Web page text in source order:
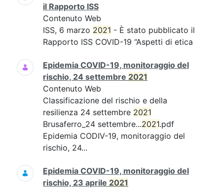
il Rapporto ISS
Contenuto Web
ISS, 6 marzo 2021 - È stato pubblicato il
Rapporto ISS COVID-19 “Aspetti di etica
Epidemia COVID-19, monitoraggio del
rischio, 24 settembre 2021
Contenuto Web
Classificazione del rischio e della
resilienza 24 settembre 2021
Brusaferro_24 settembre...2021.pdf
Epidemia CODIV-19, monitoraggio del
rischio, 24...
Epidemia COVID-19, monitoraggio del
rischio, 23 aprile 2021